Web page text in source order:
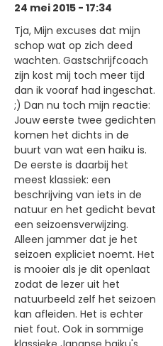
24 mei 2015 - 17:34
Tja, Mijn excuses dat mijn
schop wat op zich deed
wachten. Gastschrijfcoach
zijn kost mij toch meer tijd
dan ik vooraf had ingeschat.
;) Dan nu toch mijn reactie:
Jouw eerste twee gedichten
komen het dichts in de
buurt van wat een haiku is.
De eerste is daarbij het
meest klassiek: een
beschrijving van iets in de
natuur en het gedicht bevat
een seizoensverwijzing.
Alleen jammer dat je het
seizoen expliciet noemt. Het
is mooier als je dit openlaat
zodat de lezer uit het
natuurbeeld zelf het seizoen
kan afleiden. Het is echter
niet fout. Ook in sommige